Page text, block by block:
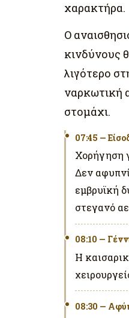
χαρακτήρα.
Ο
κινδύνους
λιγότερο
ναρκωτική
στομάχι.
07:45 —
Χορήγηση
Δεν
εμβρυϊκή
στεγανό
08:10 —
Η
08:30 —